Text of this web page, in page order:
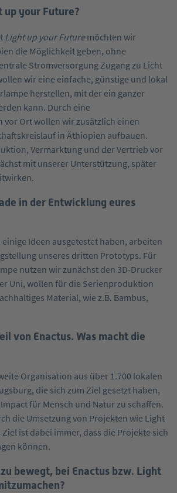
up your Future?
Light up your Futuremöchten wir
die Möglichkeit geben, ohne
Stromversorgung Zugang zu Licht
wir eine einfache, günstige und lokal
herstellen, mit der ein ganzer
kann. Durch eine
vor Ort wollen wir zusätzlich einen
in Äthiopien aufbauen.
Vermarktung und der Vertrieb vor
mit unserer Unterstützung, später
in der Entwicklung eures
Ideen ausgetestet haben, arbeiten
unseres dritten Prototyps. Für
nutzen wir zunächst den 3D-Drucker
Uni, wollen für die Serienproduktion
Material, wie z.B. Bambus,
von Enactus. Was macht die
Organisation aus über 1.700 lokalen
die sich zum Ziel gesetzt haben,
für Mensch und Natur zu schaffen.
die Umsetzung von Projekten wie Light
ist dabei immer, dass die Projekte sich
können.
bewegt, bei Enactus bzw. Light